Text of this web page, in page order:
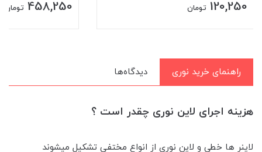
120,250 تومان 458,250 تومان
راهنمای خرید نوری دیدگاه‌ها
هزینه اجرای لاین نوری چقدر است ؟
لاینر ها خطی و لاین نوری از انواع مختفی تشکیل میشوند